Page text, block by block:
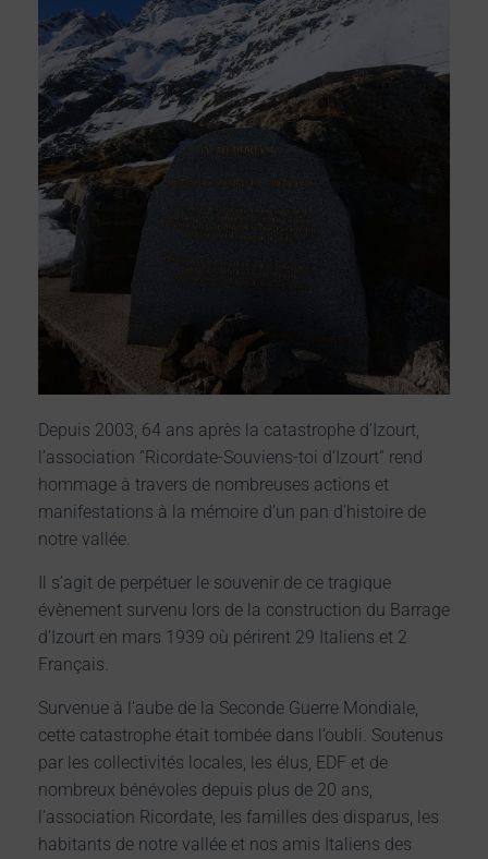
O
Depuis 2003, 64 ans après la catastrophe d’Izourt,
l’association “Ricordate-Souviens-toi d’Izourt” rend
hommage à travers de nombreuses actions et
manifestations à la mémoire d’un pan d’histoire de
notre vallée.
Il s’agit de perpétuer le souvenir de ce tragique
évènement survenu lors de la construction du Barrage
d’Izourt en mars 1939 où périrent 29 Italiens et 2
Français.
Survenue à l’aube de la Seconde Guerre Mondiale,
cette catastrophe était tombée dans l’oubli. Soutenus
par les collectivités locales, les élus, EDF et de
nombreux bénévoles depuis plus de 20 ans,
l’association Ricordate, les familles des disparus, les
habitants de notre vallée et nos amis Italiens des